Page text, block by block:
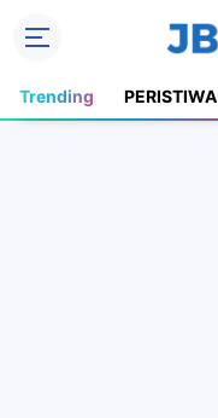
Trending PERISTIWA